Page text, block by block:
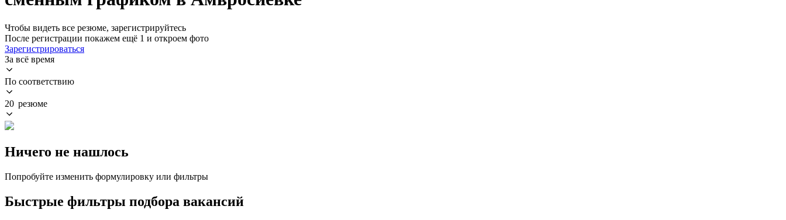
Чтобы видеть все резюме, зарегистрируйтесь
После регистрации покажем ещё 1 и откроем фото
Зарегистрироваться
За всё время
По соответствию
20 резюме
Ничего не нашлось
Попробуйте изменить формулировку или фильтры
Быстрые фильтры подбора вакансий